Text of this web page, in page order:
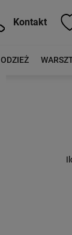
Kontakt
ODZIEŻ